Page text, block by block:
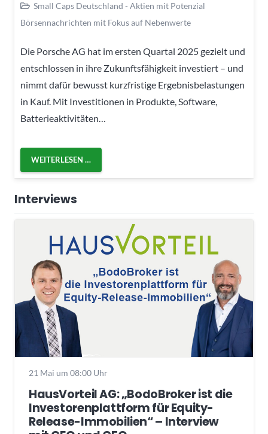
Small Caps Deutschland - Aktien mit Potenzial
Börsennachrichten mit Fokus auf Nebenwerte
Die Porsche AG hat im ersten Quartal 2025 gezielt und
entschlossen in ihre Zukunftsfähigkeit investiert – und
nimmt dafür bewusst kurzfristige Ergebnisbelastungen
in Kauf. Mit Investitionen in Produkte, Software,
Batterieaktivitäten…
WEITERLESEN …
Interviews
21 Mai um 08:00 Uhr
HausVorteil AG: „BodoBroker ist die
Investorenplattform für Equity-
Release-Immobilien“ – Interview